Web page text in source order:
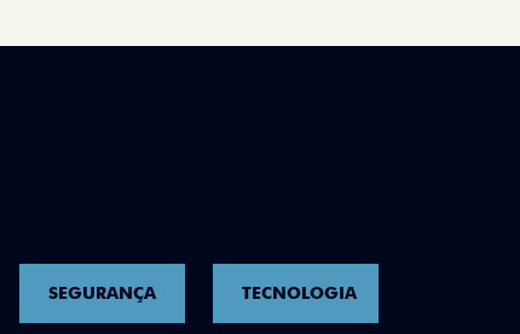
SEGURANÇA TECNOLOGIA